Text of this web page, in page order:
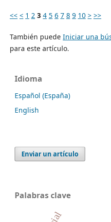
<< < 1 2 3 4 5 6 7 8 9 10 > >>
También puede Iniciar una
para este artículo.
Idioma
Español (España)
English
Enviar un artículo
Palabras clave